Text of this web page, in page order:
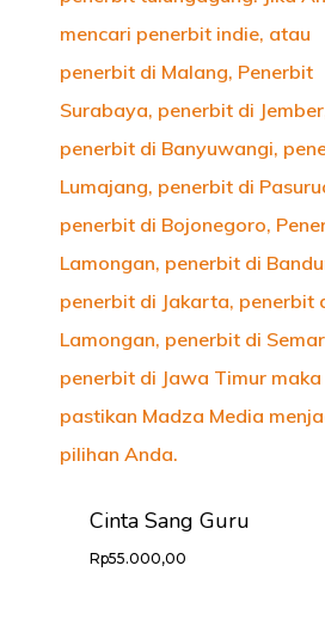
Cinta Sang Guru
Rp55.000,00